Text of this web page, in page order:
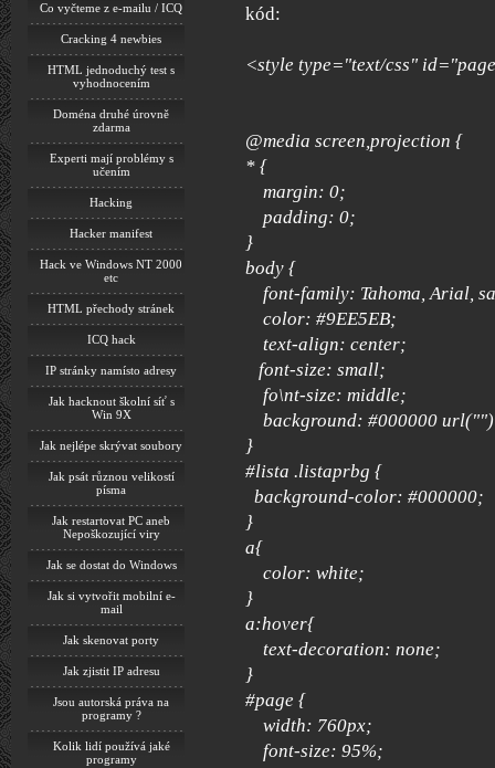
Co vyčteme z e-mailu / ICQ
Cracking 4 newbies
HTML jednoduchý test s
vyhodnocením
Doména druhé úrovně
zdarma
Experti mají problémy s
učením
Hacking
Hacker manifest
Hack ve Windows NT 2000
etc
HTML přechody stránek
ICQ hack
IP stránky namísto adresy
Jak hacknout školní síť s
Win 9X
Jak nejlépe skrývat soubory
Jak psát různou velikostí
písma
Jak restartovat PC aneb
Nepoškozující viry
Jak se dostat do Windows
Jak si vytvořit mobilní e-
mail
Jak skenovat porty
Jak zjistit IP adresu
Jsou autorská práva na
programy ?
Kolik lidí používá jaké
programy
kód:
<style type="text/css"
@media screen,projection {
* {
margin: 0;
padding: 0;
}
body {
font-family: Tahoma, Arial,
color: #9EE5EB;
text-align: center;
font-size: small;
fo\nt-size: middle;
background: #000000
}
#lista .listaprbg {
background-color: #000000;
}
a{
color: white;
}
a:hover{
text-decoration: none;
}
#page {
width: 760px;
font-size: 95%;